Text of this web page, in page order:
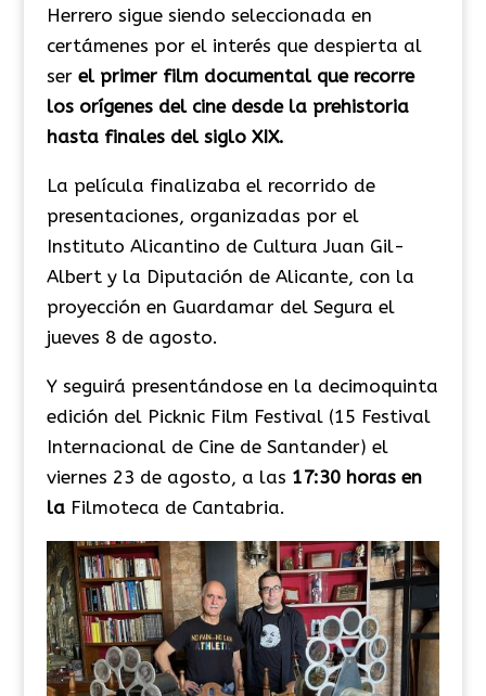
Herrero sigue siendo seleccionada en
certámenes por el interés que despierta al
ser el primer film documental que recorre
los orígenes del cine desde la prehistoria
hasta finales del siglo XIX.
La película finalizaba el recorrido de
presentaciones, organizadas por el
Instituto Alicantino de Cultura Juan Gil-
Albert y la Diputación de Alicante, con la
proyección en Guardamar del Segura el
jueves 8 de agosto.
Y seguirá presentándose en la decimoquinta
edición del Picknic Film Festival (15 Festival
Internacional de Cine de Santander) el
viernes 23 de agosto, a las 17:30 horas en
la Filmoteca de Cantabria.